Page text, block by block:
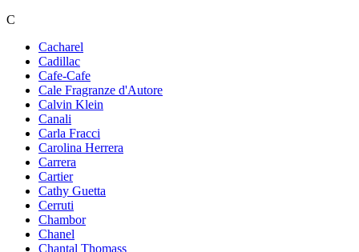
C
Cacharel
Cadillac
Cafe-Cafe
Cale Fragranze d'Autore
Calvin Klein
Canali
Carla Fracci
Carolina Herrera
Carrera
Cartier
Cathy Guetta
Cerruti
Chambor
Chanel
Chantal Thomass